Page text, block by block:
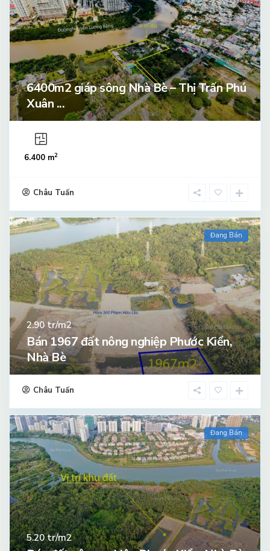
6400m2 giáp sông Nhà Bè – Thị Trấn Phú
Xuân ...
6.400 m2
Châu Tuấn
Đang Bán
2.90tr/m2
Bán 1967 đất nông nghiệp Phước Kiển,
Nhà Bè
Châu Tuấn
Đang Bán
5.20tr/m2